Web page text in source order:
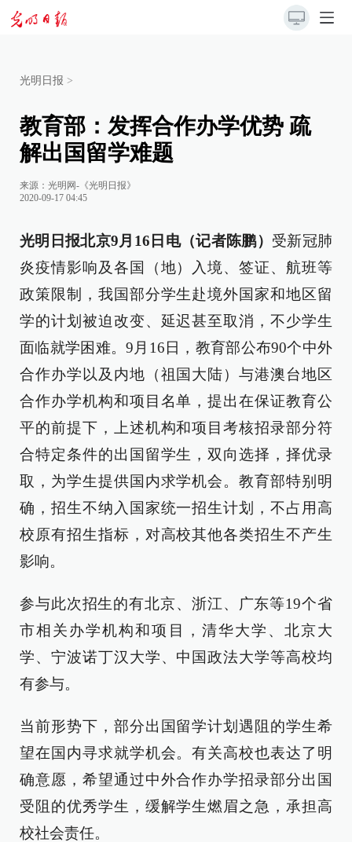
光明日报 >
教育部：发挥合作办学优势 疏
解出国留学难题
来源： 光明网-《光明日报》
2020-09-17 04:45
光明日报北京9月16日电（记者陈鹏） 受新冠肺
炎疫情影响及各国（地）入境、签证、航班等
政策限制，我国部分学生赴境外国家和地区留
学的计划被迫改变、延迟甚至取消，不少学生
面临就学困难。9月16日，教育部公布90个中外
合作办学以及内地（祖国大陆）与港澳台地区
合作办学机构和项目名单，提出在保证教育公
平的前提下，上述机构和项目考核招录部分符
合特定条件的出国留学生，双向选择，择优录
取，为学生提供国内求学机会。教育部特别明
确，招生不纳入国家统一招生计划，不占用高
校原有招生指标，对高校其他各类招生不产生
影响。
参与此次招生的有北京、浙江、广东等19个省
市相关办学机构和项目，清华大学、北京大
学、宁波诺丁汉大学、中国政法大学等高校均
有参与。
当前形势下，部分出国留学计划遇阻的学生希
望在国内寻求就学机会。有关高校也表达了明
确意愿，希望通过中外合作办学招录部分出国
受阻的优秀学生，缓解学生燃眉之急，承担高
校社会责任。